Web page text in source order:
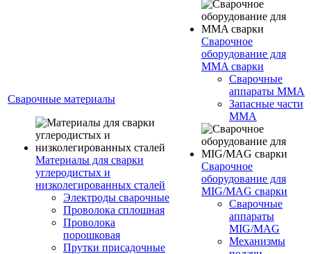
Сварочные материалы
Материалы для сварки
углеродистых и
низколегированных сталей
Электроды сварочные
Проволока сплошная
Проволока
порошковая
Прутки присадочные
Сварочное
оборудование для
MMA сварки
Сварочные
аппараты MMA
Запасные части
MMA
Сварочное
оборудование для
MIG/MAG сварки
Сварочные
аппараты
MIG/MAG
Механизмы